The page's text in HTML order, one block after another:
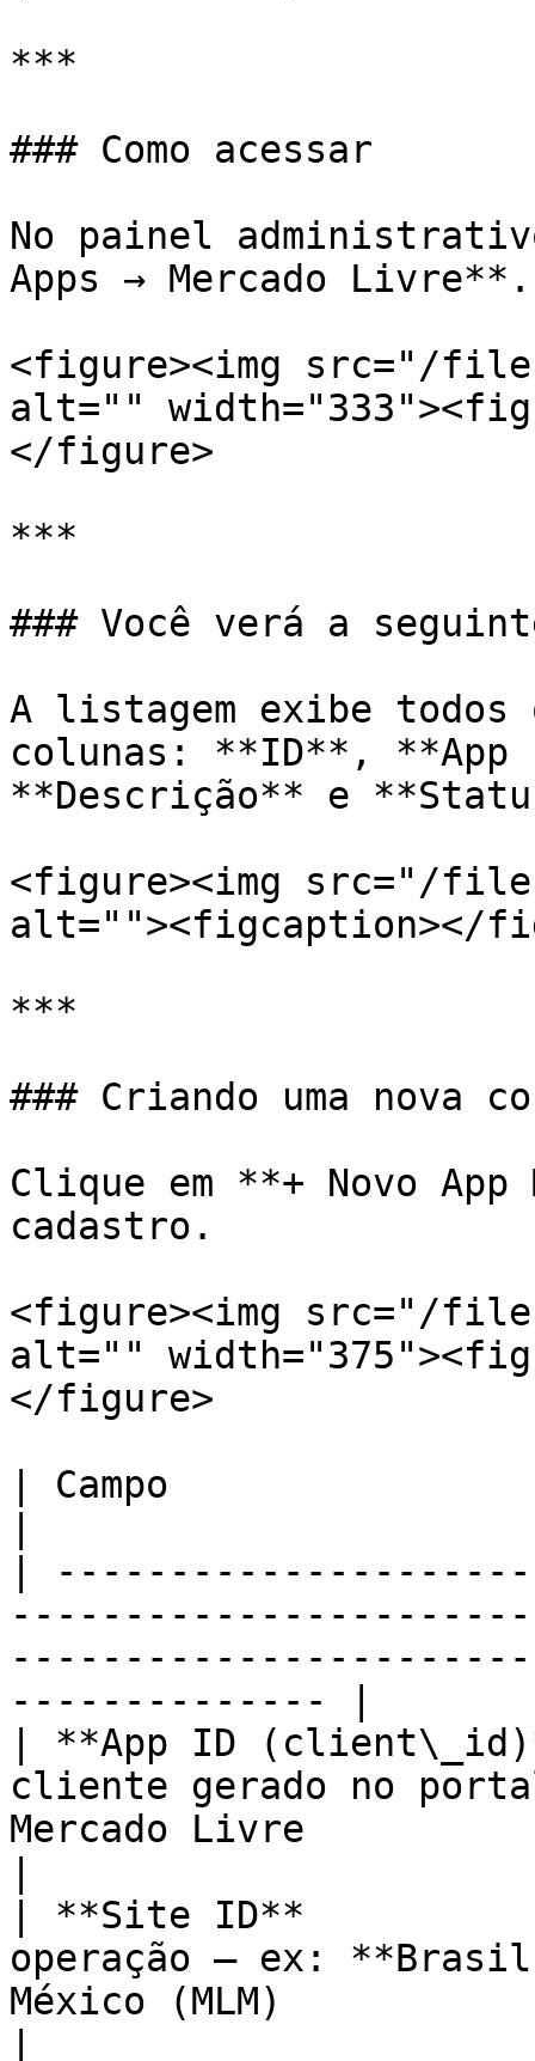
***
### Como acessar
No painel
Apps → Mercado Livre**.
<figure><img src="/
alt=""
</figure>
***
### Você verá a
A listagem exibe todos
colunas: **ID**,
**Descrição** e
<figure><img src="/
alt=""><figcaption></
***
### Criando uma nova
Clique em **+ Novo
cadastro.
<figure><img src="/files/
alt=""
</figure>
| Campo
|
-------------- |
| **App ID
cliente gerado no
Mercado Livre
| **Site ID**
operação — ex:
México (MLM)